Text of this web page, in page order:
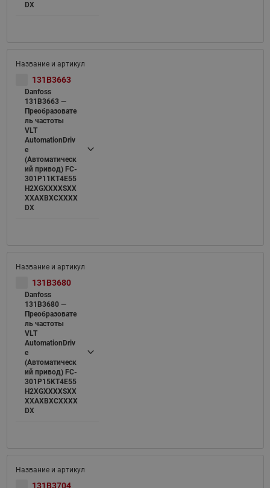
DX
131B3663
Danfoss
131B3663 —
Преобразовате
ль частоты
VLT
AutomationDriv
e
(Автоматическ
ий привод) FC-
301P11KT4E55
H2XGXXXXSXX
XXAXBXCXXXX
DX
131B3680
Danfoss
131B3680 —
Преобразовате
ль частоты
VLT
AutomationDriv
e
(Автоматическ
ий привод) FC-
301P15KT4E55
H2XGXXXXSXX
XXAXBXCXXXX
DX
131B3704